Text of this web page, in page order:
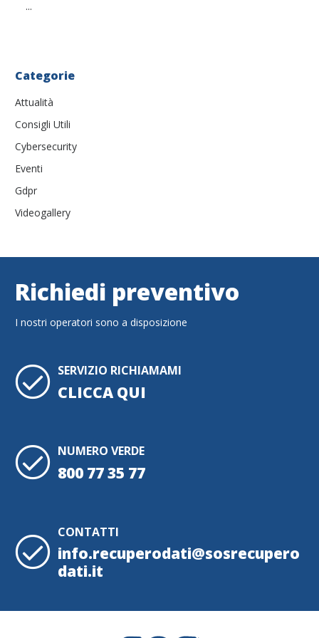
Categorie
Attualità
Consigli Utili
Cybersecurity
Eventi
Gdpr
Videogallery
...
Richiedi preventivo
I nostri operatori sono a disposizione
SERVIZIO RICHIAMAMI
CLICCA QUI
NUMERO VERDE
800 77 35 77
CONTATTI
info.recuperodati@sosrecupero
dati.it